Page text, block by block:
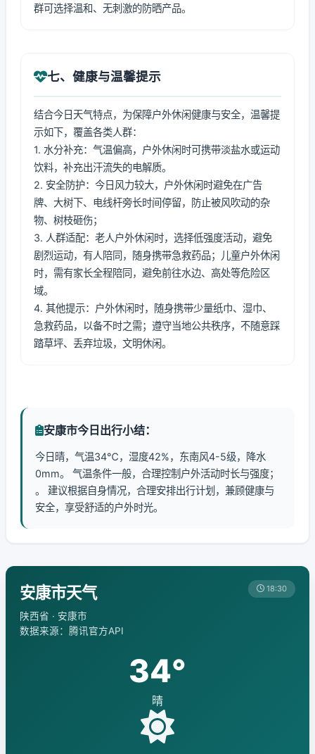
群可选择温和、无刺激的防晒产品。
七、健康与温馨提示
结合今日天气特点，为保障户外休闲健康与安全，温馨提
示如下，覆盖各类人群：
1. 水分补充：气温偏高，户外休闲时可携带淡盐水或运动
饮料，补充出汗流失的电解质。
2. 安全防护：今日风力较大，户外休闲时避免在广告
牌、大树下、电线杆旁长时间停留，防止被风吹动的杂
物、树枝砸伤；
3. 人群适配：老人户外休闲时，选择低强度活动，避免
剧烈运动，有人陪同，随身携带急救药品；儿童户外休闲
时，需有家长全程陪同，避免前往水边、高处等危险区
域。
4. 其他提示：户外休闲时，随身携带少量纸巾、湿巾、
急救药品，以备不时之需；遵守当地公共秩序，不随意踩
踏草坪、丢弃垃圾，文明休闲。
安康市今日出行小结：
今日晴，气温34℃，湿度42%，东南风4-5级，降水
0mm。 气温条件一般，合理控制户外活动时长与强度；
。 建议根据自身情况，合理安排出行计划，兼顾健康与
安全，享受舒适的户外时光。
安康市天气
陕西省 · 安康市
数据来源：腾讯官方API
18:30
34°
晴